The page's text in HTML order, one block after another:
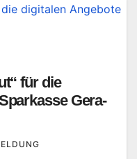
für die
Gera-